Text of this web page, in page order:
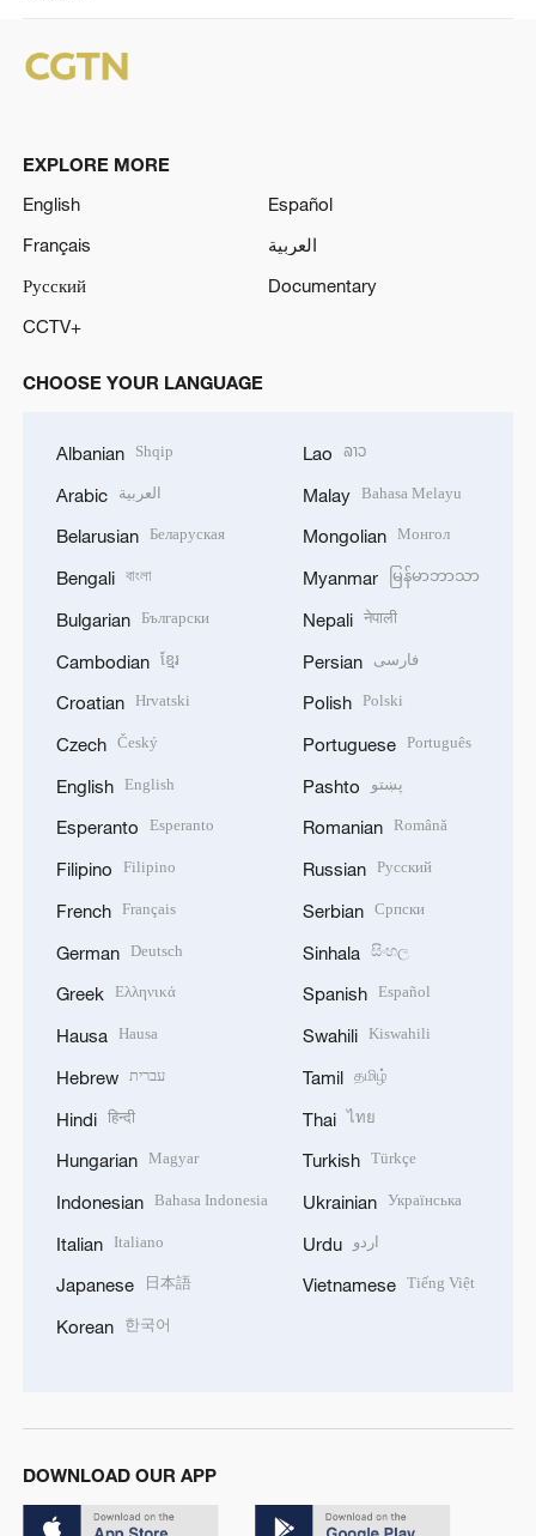
EXPLORE MORE
English
Español
Français
العربية
Русский
Documentary
CCTV+
CHOOSE YOUR LANGUAGE
Albanian Shqip
Arabic العربية
Belarusian Беларуская
Bengali বাংলা
Bulgarian Български
Cambodian ខ្មែរ
Croatian Hrvatski
Czech Český
English English
Esperanto Esperanto
Filipino Filipino
French Français
German Deutsch
Greek Ελληνικά
Hausa Hausa
Hebrew עברית
Hindi हिन्दी
Hungarian Magyar
Indonesian Bahasa Indonesia
Italian Italiano
Japanese 日本語
Korean 한국어
Lao ລາວ
Malay Bahasa Melayu
Mongolian Монгол
Myanmar မြန်မာဘာသာ
Nepali नेपाली
Persian فارسی
Polish Polski
Portuguese Português
Pashto پښتو
Romanian Română
Russian Русский
Serbian Српски
Sinhala සිංහල
Spanish Español
Swahili Kiswahili
Tamil தமிழ்
Thai ไทย
Turkish Türkçe
Ukrainian Українська
Urdu اردو
Vietnamese Tiếng Việt
DOWNLOAD OUR APP